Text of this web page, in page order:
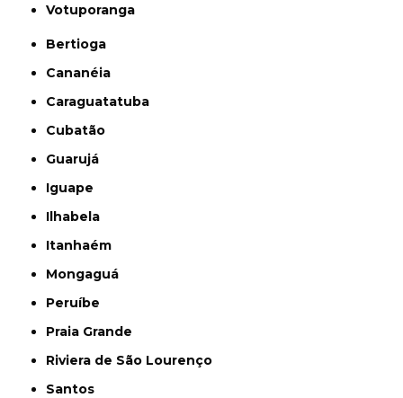
Votuporanga
Bertioga
Cananéia
Caraguatatuba
Cubatão
Guarujá
Iguape
Ilhabela
Itanhaém
Mongaguá
Peruíbe
Praia Grande
Riviera de São Lourenço
Santos